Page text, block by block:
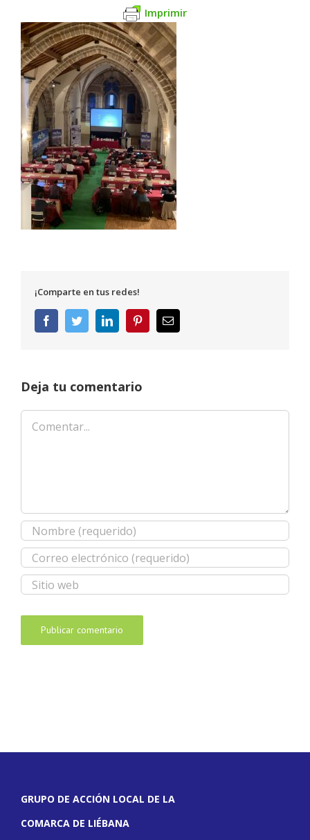
Imprimir
¡Comparte en tus redes!
FacebookTwitterLinkedInPinterestCorreo
electrónico
Deja tu comentario
Comentar
GRUPO DE ACCIÓN LOCAL DE LA
COMARCA DE LIÉBANA